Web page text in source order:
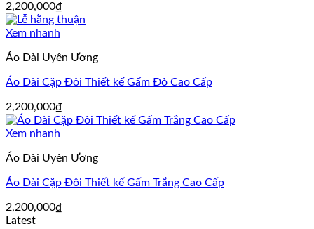
2,200,000₫
Xem nhanh
Áo Dài Uyên Ương
Áo Dài Cặp Đôi Thiết kế Gấm Đỏ Cao Cấp
2,200,000₫
Xem nhanh
Áo Dài Uyên Ương
Áo Dài Cặp Đôi Thiết kế Gấm Trắng Cao Cấp
2,200,000₫
Latest